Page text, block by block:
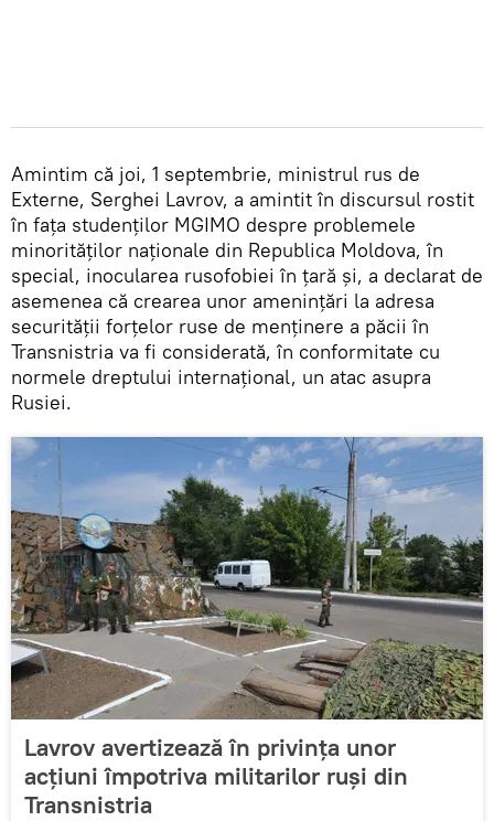
Amintim că joi, 1 septembrie, ministrul rus de
Externe, Serghei Lavrov, a amintit în discursul rostit
în fața studenților MGIMO despre problemele
minorităților naționale din Republica Moldova, în
special, inocularea rusofobiei în țară și, a declarat de
asemenea că crearea unor amenințări la adresa
securității forțelor ruse de menținere a păcii în
Transnistria va fi considerată, în conformitate cu
normele dreptului internațional, un atac asupra
Rusiei.
Lavrov avertizează în privința unor
acțiuni împotriva militarilor ruși din
Transnistria